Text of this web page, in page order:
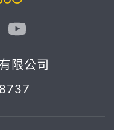
限公司